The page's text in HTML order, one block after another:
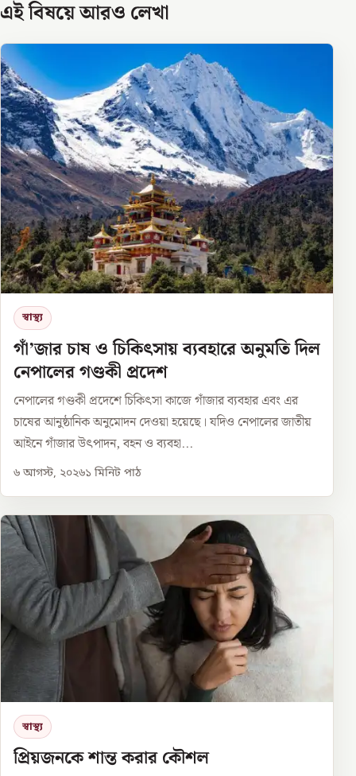
এই বিষয়ে আরও লেখা
স্বাস্থ্য
গাঁ’জার চাষ ও চিকিৎসায় ব্যবহারে অনুমতি দিল
নেপালের গণ্ডকী প্রদেশ
নেপালের গণ্ডকী প্রদেশে চিকিৎসা কাজে গাঁজার ব্যবহার এবং এর
চাষের আনুষ্ঠানিক অনুমোদন দেওয়া হয়েছে। যদিও নেপালের জাতীয়
আইনে গাঁজার উৎপাদন, বহন ও ব্যবহা...
৬ আগস্ট, ২০২৬১ মিনিট পাঠ
স্বাস্থ্য
প্রিয়জনকে শান্ত করার কৌশল